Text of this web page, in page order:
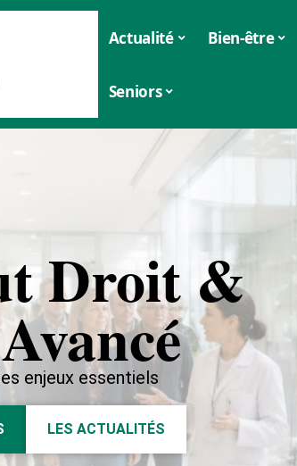
Actualité Bien-être
Seniors
Droit &
enjeux essentiels
LES ACTUALITÉS